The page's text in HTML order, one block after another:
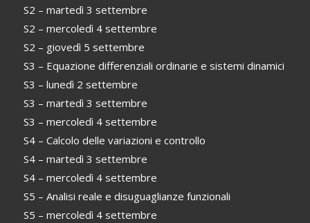
S2 – martedì 3 settembre
S2 – mercoledì 4 settembre
S2 – giovedì 5 settembre
S3 – Equazione differenziali ordinarie e sistemi dinamici
S3 – lunedì 2 settembre
S3 – martedì 3 settembre
S3 – mercoledì 4 settembre
S4 – Calcolo delle variazioni e controllo
S4 – martedì 3 settembre
S4 – mercoledì 4 settembre
S5 – Analisi reale e disuguaglianze funzionali
S5 – mercoledì 4 settembre